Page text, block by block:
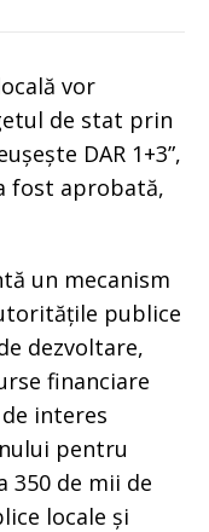
vor
de stat prin
DAR 1+3”,
fost aprobată,
un mecanism
publice
dezvoltare,
financiare
interes
pentru
350 de mii de
locale și